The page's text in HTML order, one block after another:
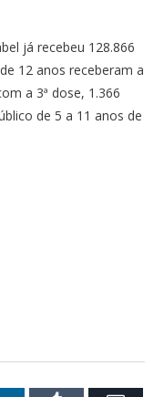
já recebeu 128.866
12 anos receberam a
a 3ª dose, 1.366
de 5 a 11 anos de